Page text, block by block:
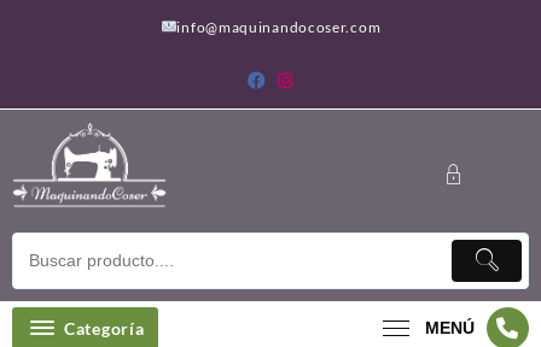
info@maquinandocoser.com
Categoría MENÚ